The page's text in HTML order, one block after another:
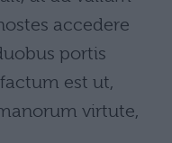
accedere
portis
est ut,
virtute,